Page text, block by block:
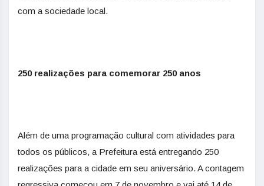
com a sociedade local.
250 realizações para comemorar 250 anos
Além de uma programação cultural com atividades para
todos os públicos, a Prefeitura está entregando 250
realizações para a cidade em seu aniversário. A contagem